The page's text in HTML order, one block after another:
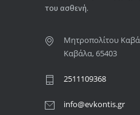
του ασθενή.
Μητροπολίτου
Καβάλα, 65403
2511109368
info@evkontis.gr